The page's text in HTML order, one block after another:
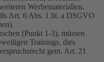
Werbematerialien.
Art. 6 Abs. 1 lit. a DSGVO
(Punkt 1-3), müssen
Trainings, dies
gem. Art. 21